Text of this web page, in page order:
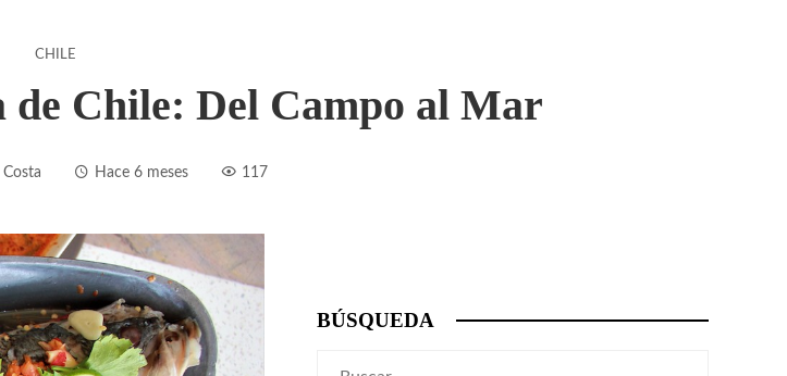
CHILE
Chile: Del Campo al Mar
Hace 6 meses 117
BÚSQUEDA